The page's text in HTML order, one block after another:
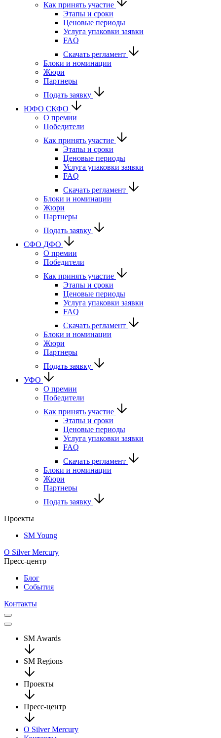
Как принять участие
Этапы и сроки
Ценовые периоды
Услуга упаковки заявки
FAQ
Скачать регламент
Блоки и номинации
Жюри
Партнеры
Подать заявку
ЮФО СКФО
О премии
Победители
Как принять участие
Этапы и сроки
Ценовые периоды
Услуга упаковки заявки
FAQ
Скачать регламент
Блоки и номинации
Жюри
Партнеры
Подать заявку
CФО ДФО
О премии
Победители
Как принять участие
Этапы и сроки
Ценовые периоды
Услуга упаковки заявки
FAQ
Скачать регламент
Блоки и номинации
Жюри
Партнеры
Подать заявку
УФО
О премии
Победители
Как принять участие
Этапы и сроки
Ценовые периоды
Услуга упаковки заявки
FAQ
Скачать регламент
Блоки и номинации
Жюри
Партнеры
Подать заявку
Проекты
SM Young
О Silver Mercury
Пресс-центр
Блог
События
Контакты
SM Awards
SM Regions
Проекты
Пресс-центр
О Silver Mercury